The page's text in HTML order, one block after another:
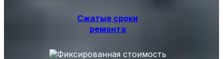
Сжатые сроки
ремонта